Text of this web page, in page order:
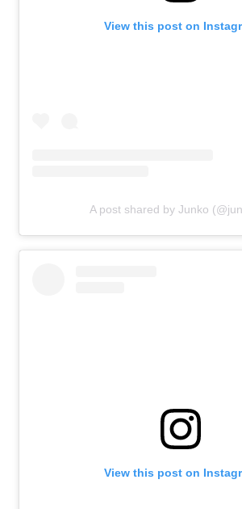
View this post on
A post shared by Junko
View this post on